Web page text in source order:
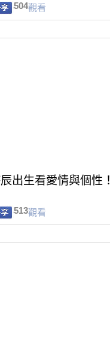
504觀看
出生看愛情與個性！
513觀看